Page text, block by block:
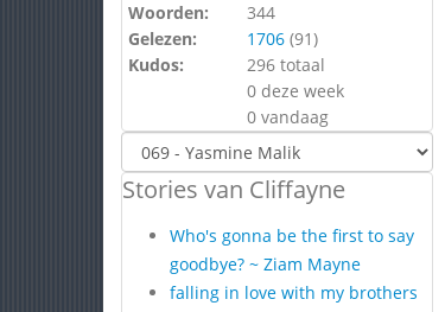
Woorden:
344
Gelezen:
1706 (91)
Kudos:
296 totaal
0 deze week
0 vandaag
Stories van Cliffayne
Who's gonna be the first to say
goodbye? ~ Ziam Mayne
falling in love with my brothers